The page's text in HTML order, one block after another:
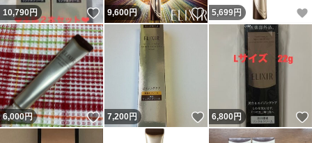
10,790円 いいね！
9,600円 いいね！
5,699円
6,000円 いいね！
7,200円 いいね！
6,800円